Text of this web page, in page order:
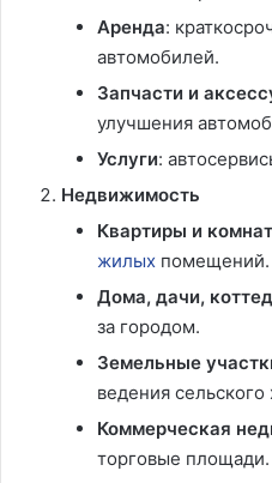
Аренда:
автомобилей.
Запчасти и
улучшения
Услуги:
Недвижимость
Квартиры и
жилых помещений.
Дома, дачи,
за городом.
Земельные
ведения сельского
Коммерческая
торговые площади.